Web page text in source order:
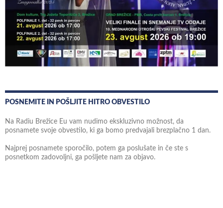
POSNEMITE IN POŠLJITE HITRO OBVESTILO
Na Radiu Brežice Eu vam nudimo ekskluzivno možnost, da
posnamete svoje obvestilo, ki ga bomo predvajali brezplačno 1 dan.
Najprej posnamete sporočilo, potem ga poslušate in če ste s
posnetkom zadovoljni, ga pošljete nam za objavo.